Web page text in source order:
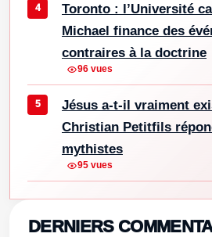
Toronto : l’Université
Michael finance des
contraires à la doctrine
96 vues
Jésus a-t-il vraiment
Christian Petitfils
mythistes
95 vues
DERNIERS